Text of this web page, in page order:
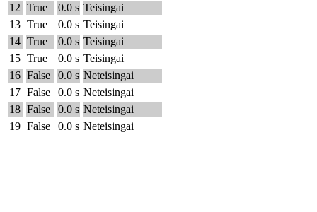
12 True 0.0 s Teisingai
13 True 0.0 s Teisingai
14 True 0.0 s Teisingai
15 True 0.0 s Teisingai
16 False 0.0 s Neteisingai
17 False 0.0 s Neteisingai
18 False 0.0 s Neteisingai
19 False 0.0 s Neteisingai